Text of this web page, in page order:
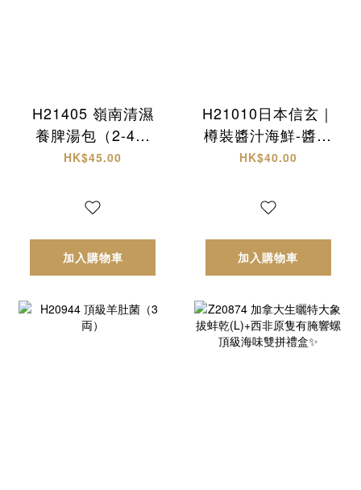
H21405 嶺南清濕
養脾湯包（2-4人
份）
HK$45.00
加入購物車
H21010日本信玄｜
樽裝醬汁海鮮-醬油
螺肉
HK$40.00
加入購物車